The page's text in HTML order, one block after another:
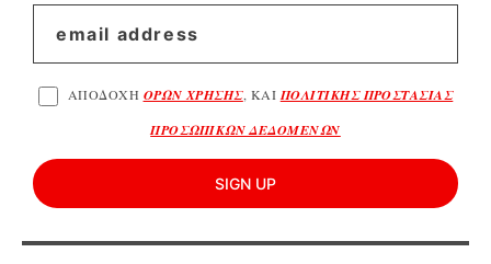
ΑΠΟΔΟΧΗ ΟΡΩΝ ΧΡΗΣΗΣ, ΚΑΙ ΠΟΛΙΤΙΚΗΣ ΠΡΟΣΤΑΣΙΑΣ
ΠΡΟΣΩΠΙΚΩΝ ΔΕΔΟΜΕΝΩΝ
SIGN UP